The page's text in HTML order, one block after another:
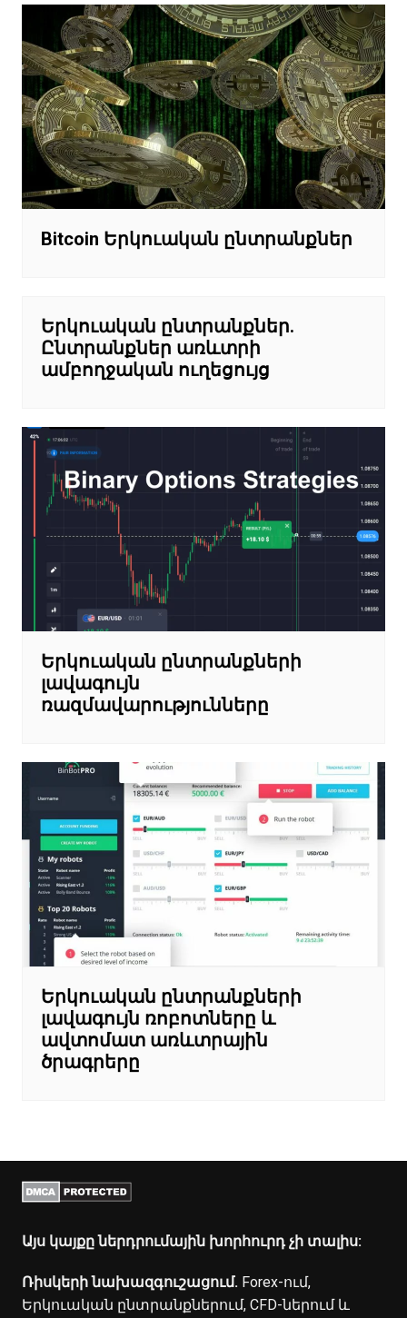
Bitcoin Երկուական ընտրանքներ
Երկուական ընտրանքներ.
Ընտրանքներ առևտրի
ամբողջական ուղեցույց
Երկուական ընտրանքների
լավագույն
ռազմավարությունները
Երկուական ընտրանքների
լավագույն ռոբոտները և
ավտոմատ առևտրային
ծրագրերը
Այս կայքը ներդրումային խորհուրդ չի տալիս:
Ռիսկերի նախազգուշացում.Forex-ում,
Երկուական ընտրանքներում, CFD-ներում և